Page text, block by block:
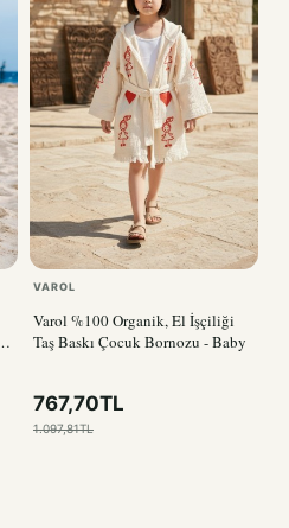
VAROL
Varol %100 Organik, El İşçiliği
Taş Baskı Çocuk Bornozu - Baby
767,70TL
1.097,81TL